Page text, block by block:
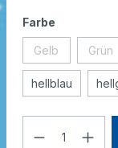
Farbe
Gelb Grün
hellblau